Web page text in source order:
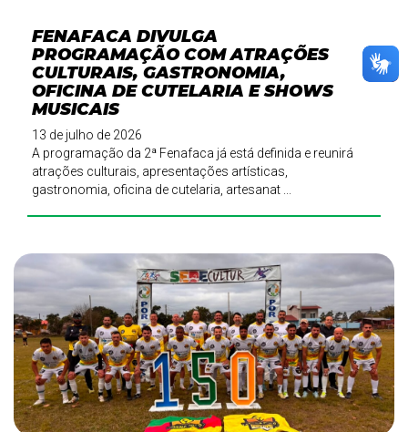
FENAFACA DIVULGA
PROGRAMAÇÃO COM ATRAÇÕES
CULTURAIS, GASTRONOMIA,
OFICINA DE CUTELARIA E SHOWS
MUSICAIS
13 de julho de 2026
A programação da 2ª Fenafaca já está definida e reunirá
atrações culturais, apresentações artísticas,
gastronomia, oficina de cutelaria, artesanat ...